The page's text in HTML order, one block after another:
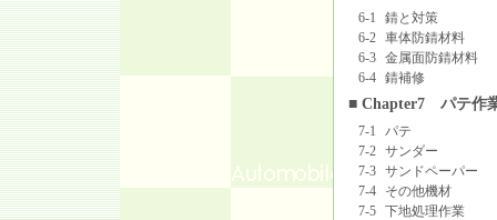
6-1
錆と対策
6-2
車体防錆材料
6-3
金属面防錆材料
6-4
錆補修
■ Chapter7 パテ作
7-1
パテ
7-2
サンダー
7-3
サンドペーパー
7-4
その他機材
7-5
下地処理作業